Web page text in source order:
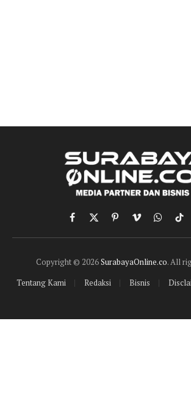
Facebook
X
(Twitter)
PinterestVimeo
Copyright © 2026SurabayaOnline.co. All
Tentang Kami
Redaksi Bisnis